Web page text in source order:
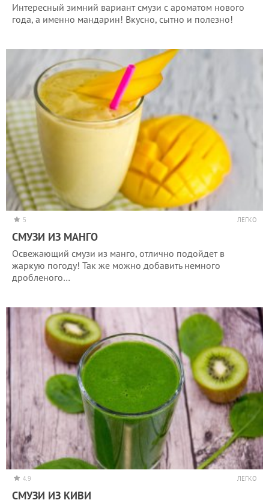
Интересный зимний вариант смузи с ароматом нового
года, а именно мандарин! Вкусно, сытно и полезно!
5 ЛЕГКО
СМУЗИ ИЗ МАНГО
Освежающий смузи из манго, отлично подойдет в
жаркую погоду! Так же можно добавить немного
дробленого…
4.9 ЛЕГКО
СМУЗИ ИЗ КИВИ